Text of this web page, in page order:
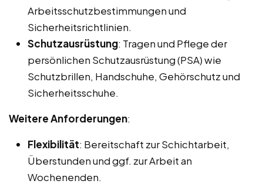
Arbeitsschutzbestimmungen und
Sicherheitsrichtlinien.
Schutzausrüstung: Tragen und Pflege der
persönlichen Schutzausrüstung (PSA) wie
Schutzbrillen, Handschuhe, Gehörschutz und
Sicherheitsschuhe.
Weitere Anforderungen:
Flexibilität: Bereitschaft zur Schichtarbeit,
Überstunden und ggf. zur Arbeit an
Wochenenden.